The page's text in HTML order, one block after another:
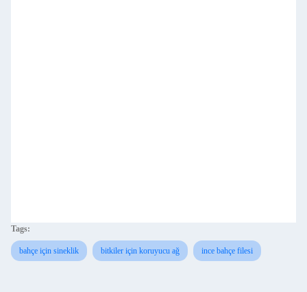
Tags:
bahçe için sineklik bitkiler için koruyucu ağ ince bahçe filesi